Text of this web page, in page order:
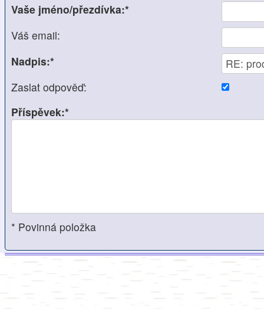
Vaše jméno/přezdívka:*
Váš email:
Nadpis:*
Zaslat odpověď:
Příspěvek:*
* Povinná položka